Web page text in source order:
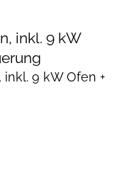
inkl. 9 kW
inkl. 9 kW Ofen +